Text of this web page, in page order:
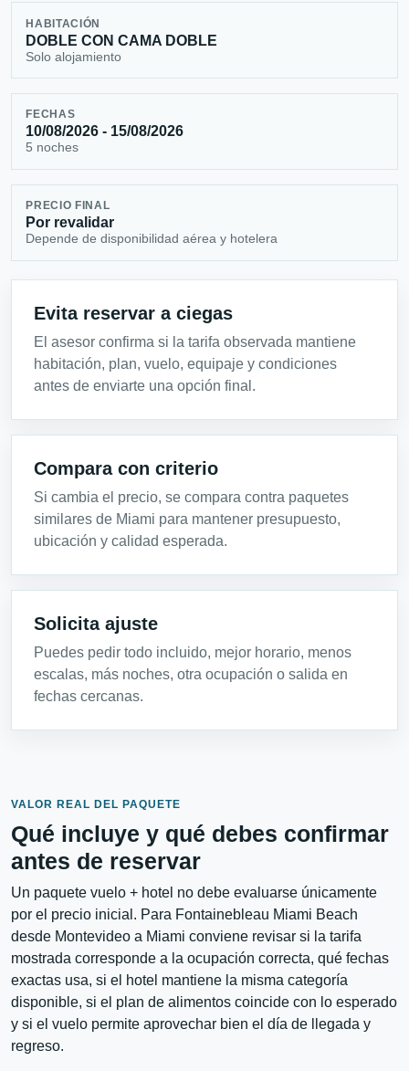
HABITACIÓN
DOBLE CON CAMA DOBLE
Solo alojamiento
FECHAS
10/08/2026 - 15/08/2026
5 noches
PRECIO FINAL
Por revalidar
Depende de disponibilidad aérea y hotelera
Evita reservar a ciegas
El asesor confirma si la tarifa observada mantiene
habitación, plan, vuelo, equipaje y condiciones
antes de enviarte una opción final.
Compara con criterio
Si cambia el precio, se compara contra paquetes
similares de Miami para mantener presupuesto,
ubicación y calidad esperada.
Solicita ajuste
Puedes pedir todo incluido, mejor horario, menos
escalas, más noches, otra ocupación o salida en
fechas cercanas.
VALOR REAL DEL PAQUETE
Qué incluye y qué debes confirmar
antes de reservar
Un paquete vuelo + hotel no debe evaluarse únicamente
por el precio inicial. Para Fontainebleau Miami Beach
desde Montevideo a Miami conviene revisar si la tarifa
mostrada corresponde a la ocupación correcta, qué fechas
exactas usa, si el hotel mantiene la misma categoría
disponible, si el plan de alimentos coincide con lo esperado
y si el vuelo permite aprovechar bien el día de llegada y
regreso.